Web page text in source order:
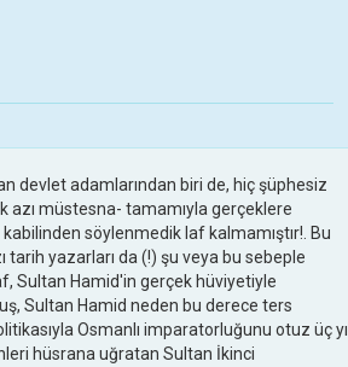
devlet adamlarından biri de, hiç şüphesiz
azı müstesna- tamamıyla gerçeklere
kabilinden söylenmedik laf kalmamıştır!. Bu
yazarları da (!) şu veya bu sebeple
Sultan Hamid'in gerçek hüviyetiyle
Sultan Hamid neden bu derece ters
Osmanlı imparatorluğunu otuz üç yıl
hüsrana uğratan Sultan İkinci